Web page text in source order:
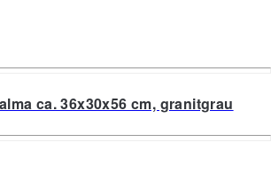
ca. 36x30x56 cm, granitgrau